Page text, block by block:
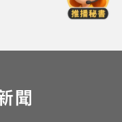
明
越中線